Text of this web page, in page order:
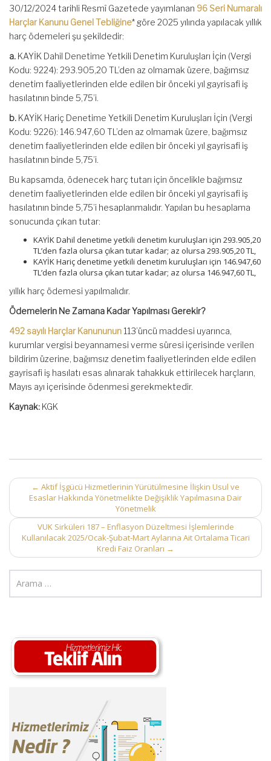
30/12/2024 tarihli Resmî Gazetede yayımlanan 96 Seri Numaralı
Harçlar Kanunu Genel Tebliğine* göre 2025 yılında yapılacak yıllık
harç ödemeleri şu şekildedir:
a. KAYİK Dahil Denetime Yetkili Denetim Kuruluşları İçin (Vergi
Kodu: 9224): 293.905,20 TL’den az olmamak üzere, bağımsız
denetim faaliyetlerinden elde edilen bir önceki yıl gayrisafi iş
hasılatının binde 5,75’i.
b. KAYİK Hariç Denetime Yetkili Denetim Kuruluşları İçin (Vergi
Kodu: 9226): 146.947,60 TL’den az olmamak üzere, bağımsız
denetim faaliyetlerinden elde edilen bir önceki yıl gayrisafi iş
hasılatının binde 5,75’i.
Bu kapsamda, ödenecek harç tutarı için öncelikle bağımsız
denetim faaliyetlerinden elde edilen bir önceki yıl gayrisafi iş
hasılatının binde 5,75’i hesaplanmalıdır. Yapılan bu hesaplama
sonucunda çıkan tutar:
KAYİK Dahil denetime yetkili denetim kuruluşları için 293.905,20
TL’den fazla olursa çıkan tutar kadar; az olursa 293.905,20 TL,
KAYİK Hariç denetime yetkili denetim kuruluşları için 146.947,60
TL’den fazla olursa çıkan tutar kadar; az olursa 146.947,60 TL,
yıllık harç ödemesi yapılmalıdır.
Ödemelerin Ne Zamana Kadar Yapılması Gerekir?
492 sayılı Harçlar Kanununun 113’üncü maddesi uyarınca,
kurumlar vergisi beyannamesi verme süresi içerisinde verilen
bildirim üzerine, bağımsız denetim faaliyetlerinden elde edilen
gayrisafi iş hasılatı esas alınarak tahakkuk ettirilecek harçların,
Mayıs ayı içerisinde ödenmesi gerekmektedir.
Kaynak: KGK
Post
navigation
← Aktif İşgücü Hizmetlerinin Yürütülmesine İlişkin Usul ve
Esaslar Hakkında Yönetmelikte Değişiklik Yapılmasına Dair
Yönetmelik
VUK Sirküleri 187 – Enflasyon Düzeltmesi İşlemlerinde
Kullanılacak 2025/Ocak-Şubat-Mart Aylarına Ait Ortalama Ticari
Kredi Faiz Oranları →